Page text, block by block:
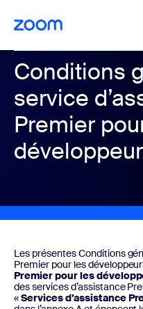
contenu principal
au chat d’aide
Conditions
service
Premier
Les présentes Conditions
Premier pour les
Premier pour les
des services d’assistance
«Services d’assistance